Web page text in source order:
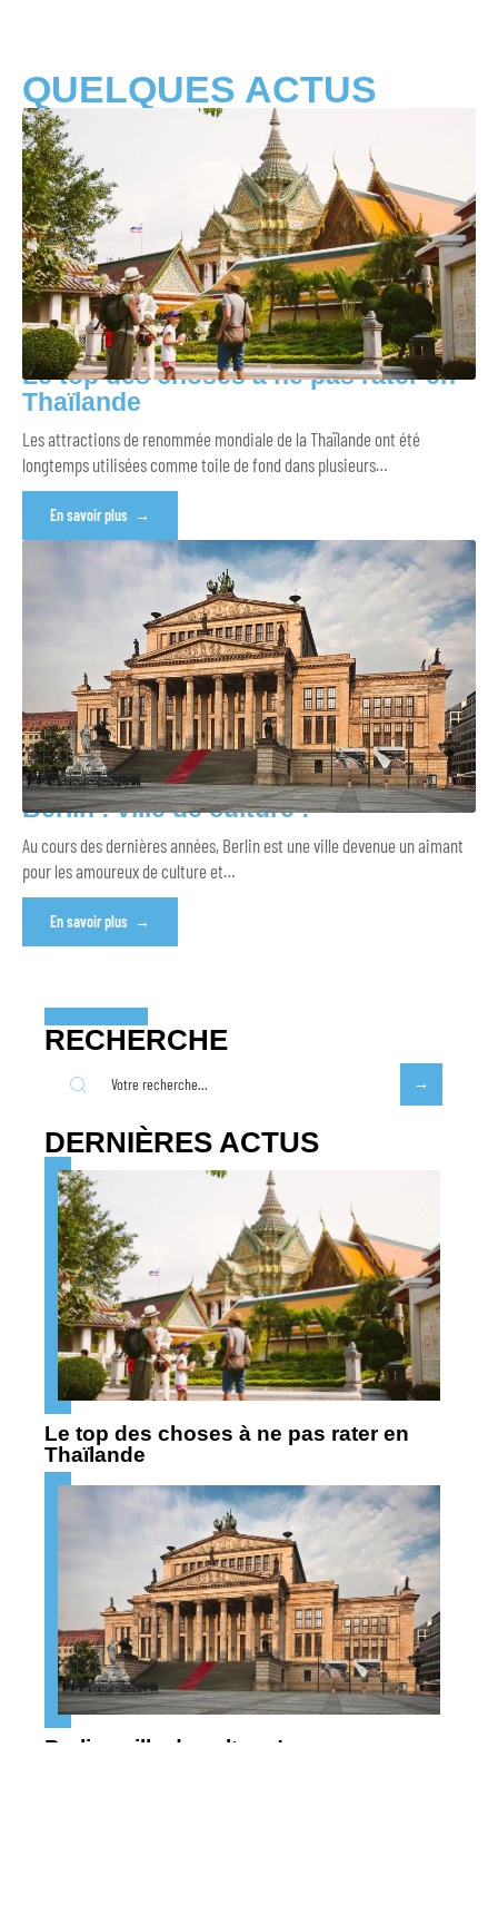
QUELQUES ACTUS
Le top des choses à ne pas rater en
Thaïlande
Les attractions de renommée mondiale de la Thaïlande ont été
longtemps utilisées comme toile de fond dans plusieurs…
En savoir plus
Berlin : ville de culture !
Au cours des dernières années, Berlin est une ville devenue un aimant
pour les amoureux de culture et…
En savoir plus
RECHERCHE
DERNIÈRES ACTUS
Le top des choses à ne pas rater en
Thaïlande
Berlin : ville de culture !